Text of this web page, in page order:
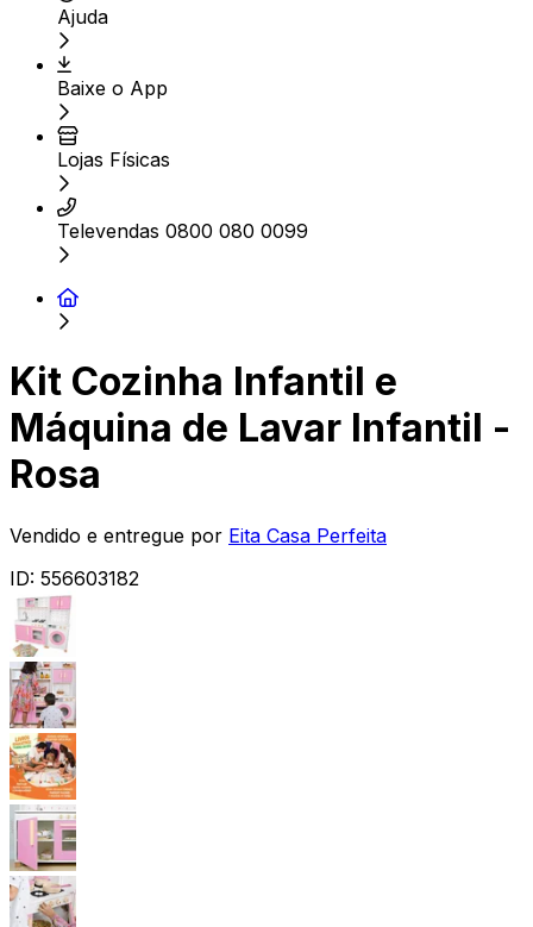
Ajuda
Baixe o App
Lojas Físicas
Televendas 0800 080 0099
Kit Cozinha Infantil e
Máquina de Lavar Infantil -
Rosa
Vendido e entregue por Eita Casa Perfeita
ID: 556603182